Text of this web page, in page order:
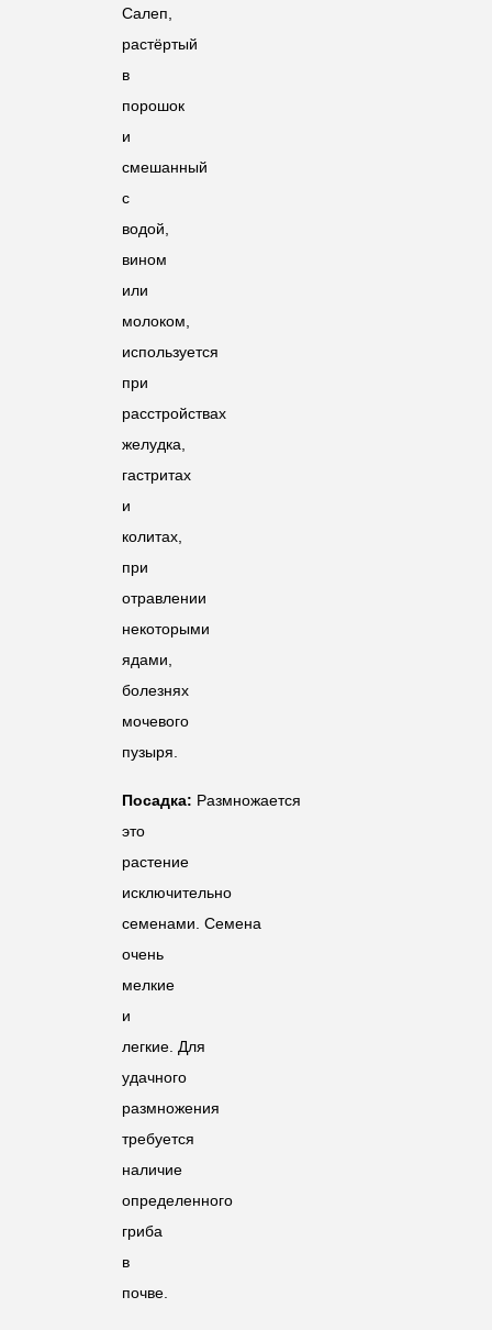
Салеп,
растёртый
в
порошок
и
смешанный
с
водой,
вином
или
молоком,
используется
при
расстройствах
желудка,
гастритах
и
колитах,
при
отравлении
некоторыми
ядами,
болезнях
мочевого
пузыря.
Посадка: Размножается
это
растение
исключительно
семенами. Семена
очень
мелкие
и
легкие. Для
удачного
размножения
требуется
наличие
определенного
гриба
в
почве.